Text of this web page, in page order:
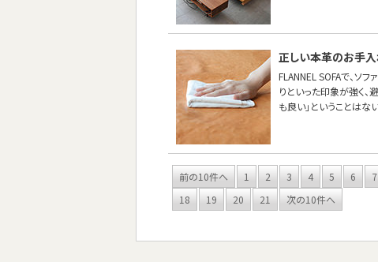
正しい本革のお手
FLANNEL SOFAで、ソ
りといった印象が強く
も良い」ということは
前の10件へ 1 2 3 4 5 6 7
18
19 20 21 次の10件へ